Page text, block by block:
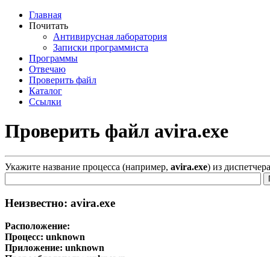
Главная
Почитать
Антивирусная лаборатория
Записки программиста
Программы
Отвечаю
Проверить файл
Каталог
Ссылки
Проверить файл avira.exe
Укажите название процесса (например, avira.exe) из
Неизвестно: avira.exe
Расположение:
Процесс: unknown
Приложение: unknown